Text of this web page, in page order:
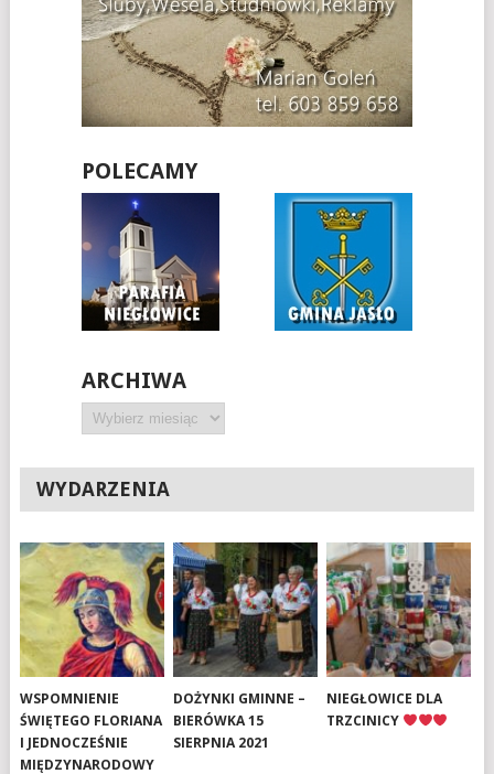
POLECAMY
ARCHIWA
Archiwa
WYDARZENIA
WSPOMNIENIE
ŚWIĘTEGO FLORIANA
I JEDNOCZEŚNIE
MIĘDZYNARODOWY
DOŻYNKI GMINNE –
BIERÓWKA 15
SIERPNIA 2021
NIEGŁOWICE DLA
TRZCINICY